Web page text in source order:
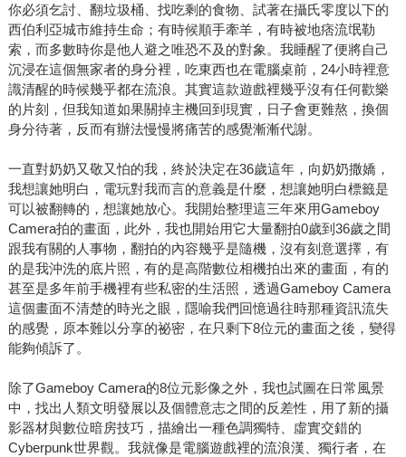
你必須乞討、翻垃圾桶、找吃剩的食物、試著在攝氏零度以下的
西伯利亞城市維持生命；有時候順手牽羊，有時被地痞流氓勒
索，而多數時你是他人避之唯恐不及的對象。我睡醒了便將自己
沉浸在這個無家者的身分裡，吃東西也在電腦桌前，24小時裡意
識清醒的時候幾乎都在流浪。其實這款遊戲裡幾乎沒有任何歡樂
的片刻，但我知道如果關掉主機回到現實，日子會更難熬，換個
身分待著，反而有辦法慢慢將痛苦的感覺漸漸代謝。
一直對奶奶又敬又怕的我，終於決定在36歲這年，向奶奶撒嬌，
我想讓她明白，電玩對我而言的意義是什麼，想讓她明白標籤是
可以被翻轉的，想讓她放心。我開始整理這三年來用Gameboy
Camera拍的畫面，此外，我也開始用它大量翻拍0歲到36歲之間
跟我有關的人事物，翻拍的內容幾乎是隨機，沒有刻意選擇，有
的是我沖洗的底片照，有的是高階數位相機拍出來的畫面，有的
甚至是多年前手機裡有些私密的生活照，透過Gameboy Camera
這個畫面不清楚的時光之眼，隱喻我們回憶過往時那種資訊流失
的感覺，原本難以分享的祕密，在只剩下8位元的畫面之後，變得
能夠傾訴了。
除了Gameboy Camera的8位元影像之外，我也試圖在日常風景
中，找出人類文明發展以及個體意志之間的反差性，用了新的攝
影器材與數位暗房技巧，描繪出一種色調獨特、虛實交錯的
Cyberpunk世界觀。我就像是電腦遊戲裡的流浪漢、獨行者，在